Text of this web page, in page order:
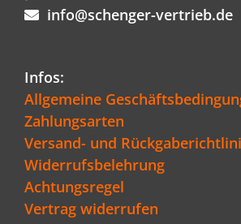
info@schenger-vertrieb.de
Infos:
Allgemeine
Zahlungsarten
Versand- und
Widerrufsbelehrung
Achtungsregel
Vertrag widerrufen